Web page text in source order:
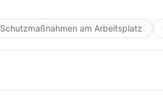
Schutzmaßnahmen am Arbeitsplatz